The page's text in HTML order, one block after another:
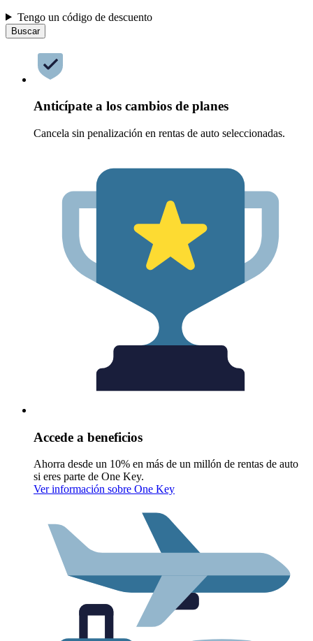
Tengo un código de descuento
Buscar
Anticípate a los cambios de planes
Cancela sin penalización en rentas de auto seleccionadas.
Accede a beneficios
Ahorra desde un 10% en más de un millón de rentas de auto
si eres parte de One Key.
Ver información sobre One Key